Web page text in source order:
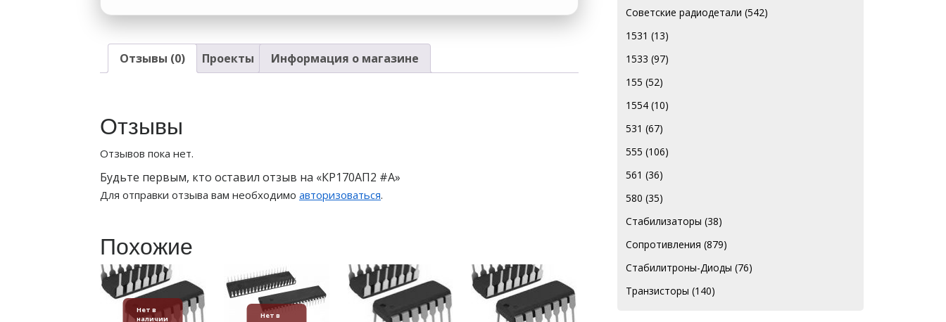
Отзывы (0) Проекты Информация о магазине
Отзывы
Отзывов пока нет.
Будьте первым, кто оставил отзыв на «КР170АП2 #А»
Для отправки отзыва вам необходимо авторизоваться.
Похожие
Нет в
наличии
Нет в
Советские радиодетали (542)
1531 (13)
1533 (97)
155 (52)
1554 (10)
531 (67)
555 (106)
561 (36)
580 (35)
Стабилизаторы (38)
Сопротивления (879)
Стабилитроны-Диоды (76)
Транзисторы (140)